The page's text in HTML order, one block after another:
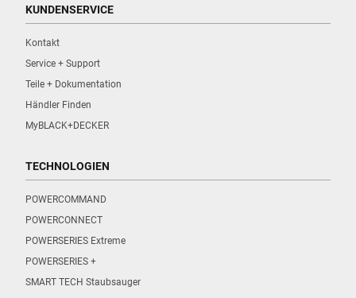
KUNDENSERVICE
Kontakt
Service + Support
Teile + Dokumentation
Händler Finden
MyBLACK+DECKER
TECHNOLOGIEN
POWERCOMMAND
POWERCONNECT
POWERSERIES Extreme
POWERSERIES +
SMART TECH Staubsauger